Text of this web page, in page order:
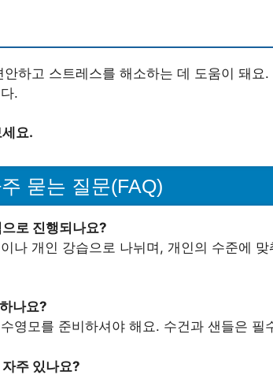
하고 스트레스를 해소하는 데 도움이 돼요
.
요.
묻는 질문(FAQ)
로 진행되나요?
나 개인 강습으로 나뉘며, 개인의 수준에
나요?
영모를 준비하셔야 해요. 수건과 샌들은 필
주 있나요?